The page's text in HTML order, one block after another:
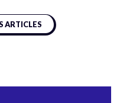
ARTICLES